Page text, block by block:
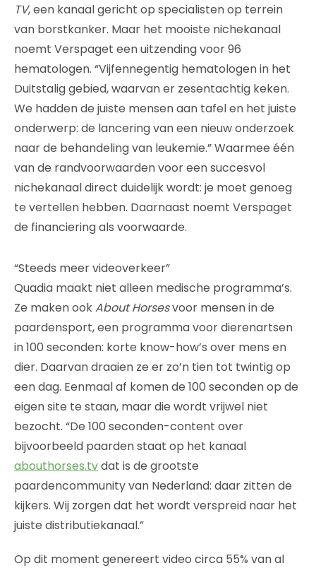
TV, een kanaal gericht op specialisten op terrein
van borstkanker. Maar het mooiste nichekanaal
noemt Verspaget een uitzending voor 96
hematologen. “Vijfennegentig hematologen in het
Duitstalig gebied, waarvan er zesentachtig keken.
We hadden de juiste mensen aan tafel en het juiste
onderwerp: de lancering van een nieuw onderzoek
naar de behandeling van leukemie.” Waarmee één
van de randvoorwaarden voor een succesvol
nichekanaal direct duidelijk wordt: je moet genoeg
te vertellen hebben. Daarnaast noemt Verspaget
de financiering als voorwaarde.
“Steeds meer videoverkeer”
Quadia maakt niet alleen medische programma’s.
Ze maken ookAbout Horsesvoor mensen in de
paardensport, een programma voor dierenartsen
in 100 seconden: korte know-how’s over mens en
dier. Daarvan draaien ze er zo’n tien tot twintig op
een dag. Eenmaal af komen de 100 seconden op de
eigen site te staan, maar die wordt vrijwel niet
bezocht. “De 100 seconden-content over
bijvoorbeeld paarden staat op het kanaal
abouthorses.tvdat is de grootste
paardencommunity van Nederland: daar zitten de
kijkers. Wij zorgen dat het wordt verspreid naar het
juiste distributiekanaal.”
Op dit moment genereert video circa 55% van al